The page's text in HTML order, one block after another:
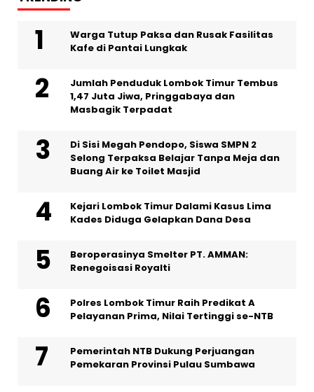
Warga Tutup Paksa dan Rusak Fasilitas
Kafe di Pantai Lungkak
Jumlah Penduduk Lombok Timur Tembus
1,47 Juta Jiwa, Pringgabaya dan
Masbagik Terpadat
Di Sisi Megah Pendopo, Siswa SMPN 2
Selong Terpaksa Belajar Tanpa Meja dan
Buang Air ke Toilet Masjid
Kejari Lombok Timur Dalami Kasus Lima
Kades Diduga Gelapkan Dana Desa
Beroperasinya Smelter PT. AMMAN:
Renegoisasi Royalti
Polres Lombok Timur Raih Predikat A
Pelayanan Prima, Nilai Tertinggi se-NTB
Pemerintah NTB Dukung Perjuangan
Pemekaran Provinsi Pulau Sumbawa